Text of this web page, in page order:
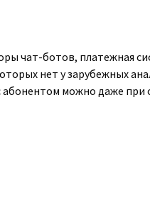
чат-ботов, платежная
нет у зарубежных
можно даже при